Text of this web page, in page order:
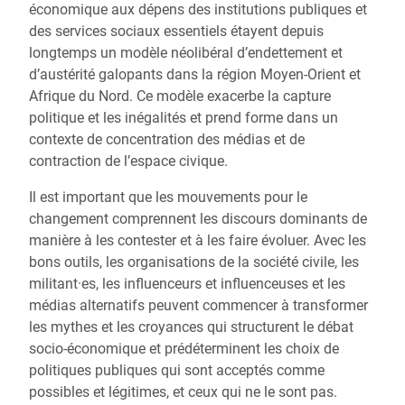
économique aux dépens des institutions publiques et
des services sociaux essentiels étayent depuis
longtemps un modèle néolibéral d’endettement et
d’austérité galopants dans la région Moyen-Orient et
Afrique du Nord. Ce modèle exacerbe la capture
politique et les inégalités et prend forme dans un
contexte de concentration des médias et de
contraction de l’espace civique.
Il est important que les mouvements pour le
changement comprennent les discours dominants de
manière à les contester et à les faire évoluer. Avec les
bons outils, les organisations de la société civile, les
militant·es, les influenceurs et influenceuses et les
médias alternatifs peuvent commencer à transformer
les mythes et les croyances qui structurent le débat
socio-économique et prédéterminent les choix de
politiques publiques qui sont acceptés comme
possibles et légitimes, et ceux qui ne le sont pas.